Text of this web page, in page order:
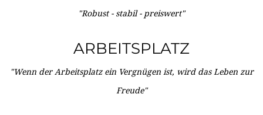
"Robust - stabil - preiswert"
ARBEITSPLATZ
"Wenn der Arbeitsplatz ein Vergnügen ist, wird das Leben zur
Freude"